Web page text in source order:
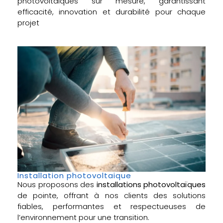
efficacité, innovation et durabilité pour chaque
projet
Installation photovoltaique
Nous proposons des installations photovoltaïques
de pointe, offrant à nos clients des solutions
fiables, performantes et respectueuses de
l’environnement pour une transition.